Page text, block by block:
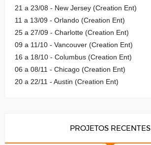
21 a 23/08 - New Jersey (Creation Ent)
11 a 13/09 - Orlando (Creation Ent)
25 a 27/09 - Charlotte (Creation Ent)
09 a 11/10 - Vancouver (Creation Ent)
16 a 18/10 - Columbus (Creation Ent)
06 a 08/11 - Chicago (Creation Ent)
20 a 22/11 - Austin (Creation Ent)
PROJETOS RECENTES